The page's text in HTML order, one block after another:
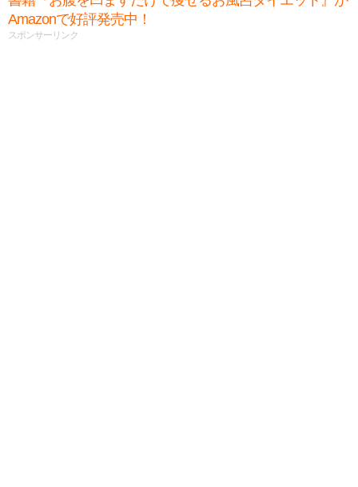
Amazonで好評発売中！
スポンサーリンク